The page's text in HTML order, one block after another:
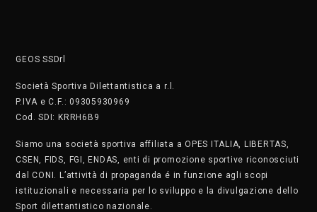
GEOS SSDrl
Società Sportiva Dilettantistica a r.l.
P.IVA e C.F.: 09305930969
Cod. SDI: KRRH6B9
Siamo una società sportiva affiliata a OPES ITALIA, LIBERTAS,
CSEN, FIDS, FGI, ENDAS, enti di promozione sportive riconosciuti
dal CONI. L’attività di propaganda é in funzione agli scopi
istituzionali e necessaria per lo sviluppo e la divulgazione dello
Sport dilettantistico nazionale.